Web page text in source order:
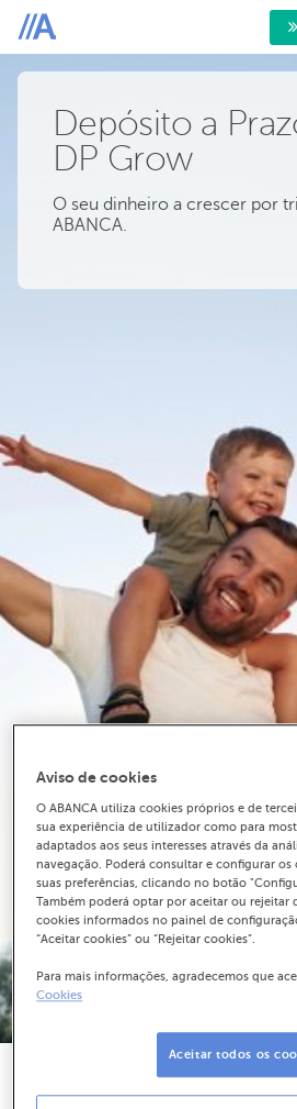
Depósito a
DP Grow
O seu dinheiro a crescer por
ABANCA.
Quero reunir com
Aviso de cookies
O ABANCA utiliza cookies próprios e de
sua experiência de utilizador como para
adaptados aos seus interesses através da
navegação. Poderá consultar e configurar os
suas preferências, clicando no botão
Também poderá optar por aceitar ou rejeitar
cookies informados no painel de
“Aceitar cookies” ou “Rejeitar cookies”.
Para mais informações, agradecemos que
Cookies
Aceitar todos os